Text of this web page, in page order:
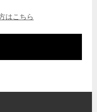
はこちら